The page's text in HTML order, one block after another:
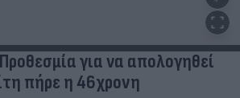
για να απολογηθεί
πήρε η 46χρονη